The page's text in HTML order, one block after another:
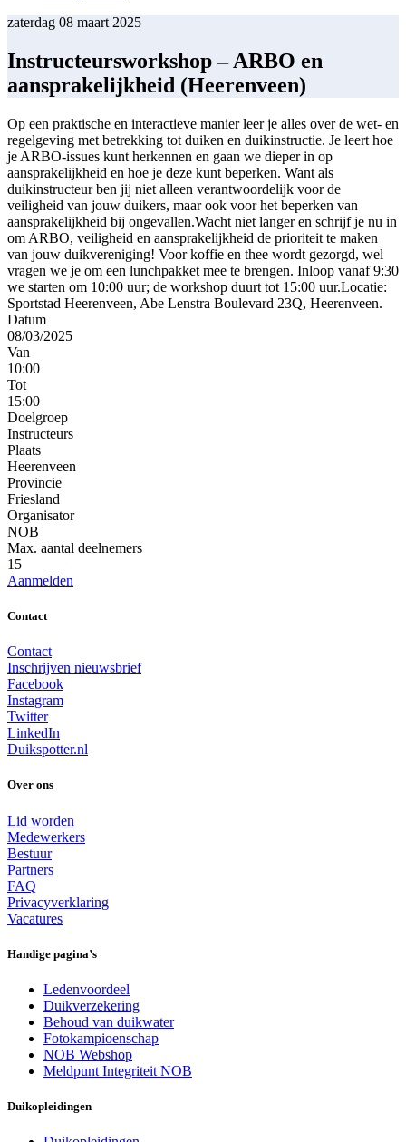
zaterdag 08 maart 2025
Instructeursworkshop – ARBO en
aansprakelijkheid (Heerenveen)
Op een praktische en interactieve manier leer je alles over de wet- en
regelgeving met betrekking tot duiken en duikinstructie. Je leert hoe
je ARBO-issues kunt herkennen en gaan we dieper in op
aansprakelijkheid en hoe je deze kunt beperken. Want als
duikinstructeur ben jij niet alleen verantwoordelijk voor de
veiligheid van jouw duikers, maar ook voor het beperken van
aansprakelijkheid bij ongevallen.Wacht niet langer en schrijf je nu in
om ARBO, veiligheid en aansprakelijkheid de prioriteit te maken
van jouw duikvereniging! Voor koffie en thee wordt gezorgd, wel
vragen we je om een lunchpakket mee te brengen. Inloop vanaf 9:30
we starten om 10:00 uur; de workshop duurt tot 15:00 uur.Locatie:
Sportstad Heerenveen, Abe Lenstra Boulevard 23Q, Heerenveen.
Datum
08/03/2025
Van
10:00
Tot
15:00
Doelgroep
Instructeurs
Plaats
Heerenveen
Provincie
Friesland
Organisator
NOB
Max. aantal deelnemers
15
Aanmelden
Contact
Contact
Inschrijven nieuwsbrief
Facebook
Instagram
Twitter
LinkedIn
Duikspotter.nl
Over ons
Lid worden
Medewerkers
Bestuur
Partners
FAQ
Privacyverklaring
Vacatures
Handige pagina’s
Ledenvoordeel
Duikverzekering
Behoud van duikwater
Fotokampioenschap
NOB Webshop
Meldpunt Integriteit NOB
Duikopleidingen